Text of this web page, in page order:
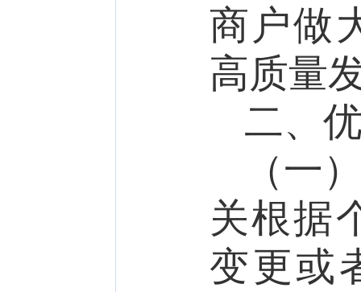
商户做
高质量
二、
（一
关根据
变更或